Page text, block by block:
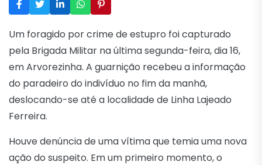
Um foragido por crime de estupro foi capturado
pela Brigada Militar na última segunda-feira, dia 16,
em Arvorezinha. A guarnição recebeu a informação
do paradeiro do indivíduo no fim da manhã,
deslocando-se até a localidade de Linha Lajeado
Ferreira.
Houve denúncia de uma vítima que temia uma nova
ação do suspeito. Em um primeiro momento, o